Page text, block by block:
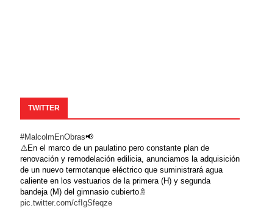
TWITTER
#MalcolmEnObras📢
⚠️En el marco de un paulatino pero constante plan de
renovación y remodelación edilicia, anunciamos la adquisición
de un nuevo termotanque eléctrico que suministrará agua
caliente en los vestuarios de la primera (H) y segunda
bandeja (M) del gimnasio cubierto🚿
pic.twitter.com/cfIgSfeqze